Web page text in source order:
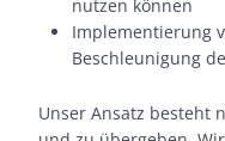
nutzen können
Implementierung
Beschleunigung
Unser Ansatz besteht